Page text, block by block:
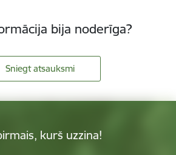
bija noderīga?
Sniegt atsauksmi
kurš uzzina!